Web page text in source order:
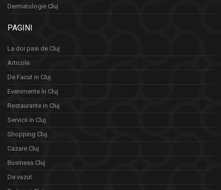
Dermatologie Cluj
PAGINI
La doi pasi de Cluj
Articole
De Facut in Cluj
Evenimente în Cluj
Restaurante in Cluj
Servicii in Cluj
Shopping Cluj
Cazare Cluj
Business Cluj
De vazut